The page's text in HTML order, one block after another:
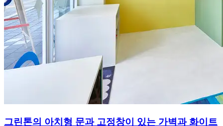
그린톤의 아치형 문과 고정창이 있는 가벽과 화이트